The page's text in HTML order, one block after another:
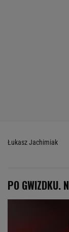
Łukasz Jachimiak